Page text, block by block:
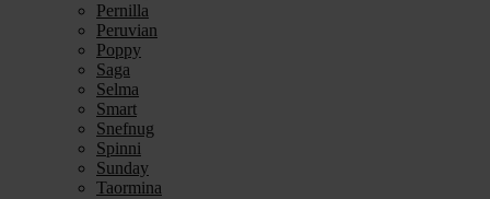
Pernilla
Peruvian
Poppy
Saga
Selma
Smart
Snefnug
Spinni
Sunday
Taormina